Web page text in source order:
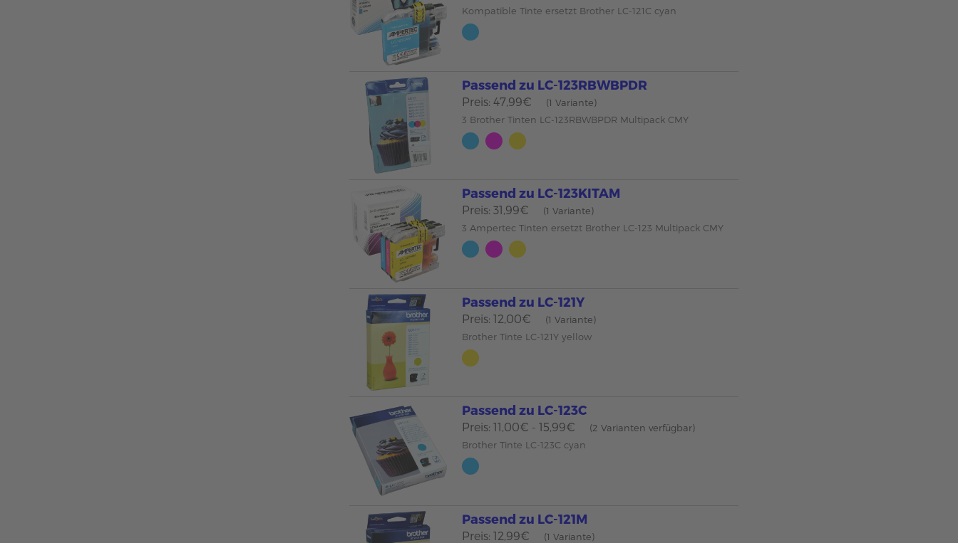
Kompatible Tinte ersetzt Brother LC-121C cyan
Passend zu LC-123RBWBPDR
Preis: 47,99€
(1 Variante)
3 Brother Tinten LC-123RBWBPDR Multipack CMY
Passend zu LC-123KITAM
Preis: 31,99€
(1 Variante)
3 Ampertec Tinten ersetzt Brother LC-123 Multipack CMY
Passend zu LC-121Y
Preis: 12,00€
(1 Variante)
Brother Tinte LC-121Y yellow
Passend zu LC-123C
Preis: 11,00€ - 15,99€
(2 Varianten verfügbar)
Brother Tinte LC-123C cyan
Passend zu LC-121M
Preis: 12,99€
(1 Variante)